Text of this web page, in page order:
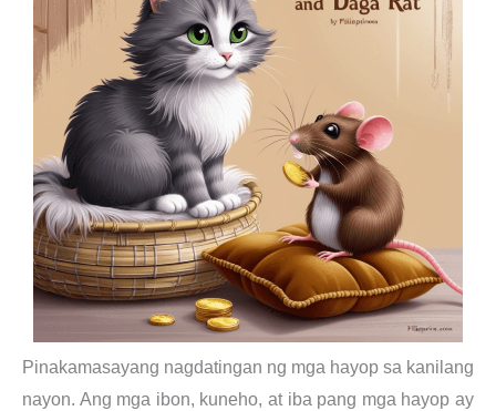
Pinakamasayang nagdatingan ng mga hayop sa kanilang
nayon. Ang mga ibon, kuneho, at iba pang mga hayop ay